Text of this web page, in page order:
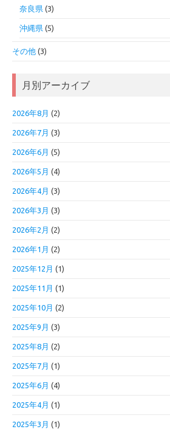
奈良県 (3)
沖縄県 (5)
その他 (3)
月別アーカイブ
2026年8月 (2)
2026年7月 (3)
2026年6月 (5)
2026年5月 (4)
2026年4月 (3)
2026年3月 (3)
2026年2月 (2)
2026年1月 (2)
2025年12月 (1)
2025年11月 (1)
2025年10月 (2)
2025年9月 (3)
2025年8月 (2)
2025年7月 (1)
2025年6月 (4)
2025年4月 (1)
2025年3月 (1)